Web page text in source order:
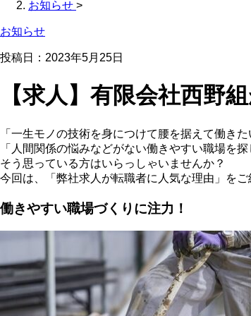
お知らせ >
お知らせ
投稿日：2023年5月25日
【求人】有限会社西野
「一生モノの技術を身につけて腰を据えて働きた
「人間関係の悩みなどがない働きやすい職場を探
そう思っている方はいらっしゃいませんか？
今回は、「弊社求人が転職者に人気な理由」をご
働きやすい職場づくりに注力！